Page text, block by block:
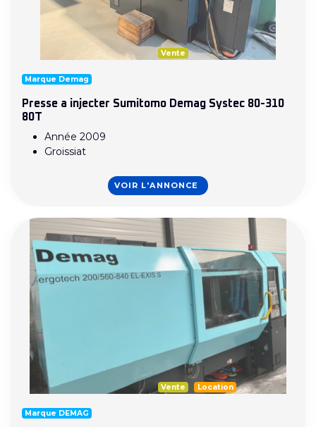
Vente
Marque Demag
Presse a injecter Sumitomo Demag Systec 80-310
80T
Année 2009
Groissiat
VOIR L'ANNONCE
Vente Location
Marque DEMAG